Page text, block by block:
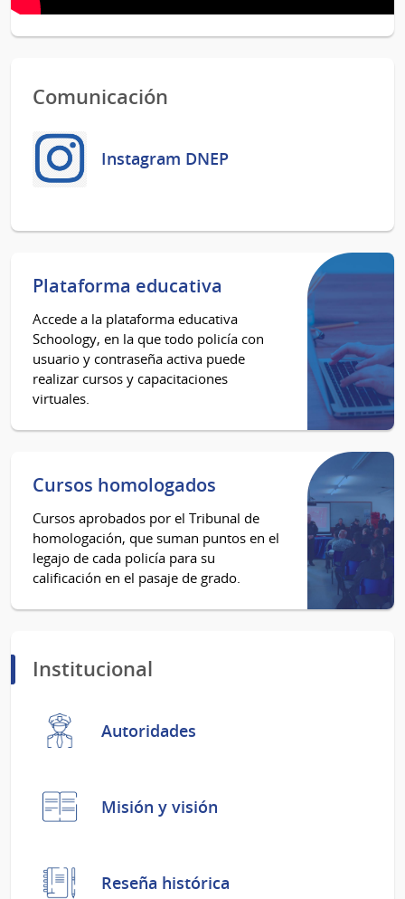
Comunicación
Instagram DNEP
Plataforma educativa
Accede a la plataforma educativa
Schoology, en la que todo policía con
usuario y contraseña activa puede
realizar cursos y capacitaciones
virtuales.
Cursos homologados
Cursos aprobados por el Tribunal de
homologación, que suman puntos en el
legajo de cada policía para su
calificación en el pasaje de grado.
Institucional
Autoridades
Misión y visión
Reseña histórica